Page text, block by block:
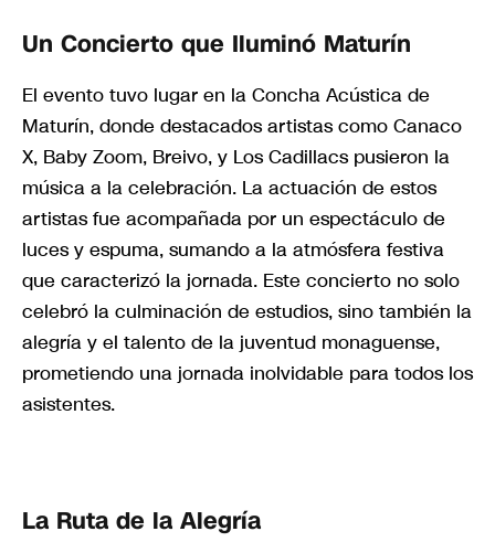
Un Concierto que Iluminó Maturín
El evento tuvo lugar en la Concha Acústica de
Maturín, donde destacados artistas como Canaco
X, Baby Zoom, Breivo, y Los Cadillacs pusieron la
música a la celebración. La actuación de estos
artistas fue acompañada por un espectáculo de
luces y espuma, sumando a la atmósfera festiva
que caracterizó la jornada. Este concierto no solo
celebró la culminación de estudios, sino también la
alegría y el talento de la juventud monaguense,
prometiendo una jornada inolvidable para todos los
asistentes.
La Ruta de la Alegría